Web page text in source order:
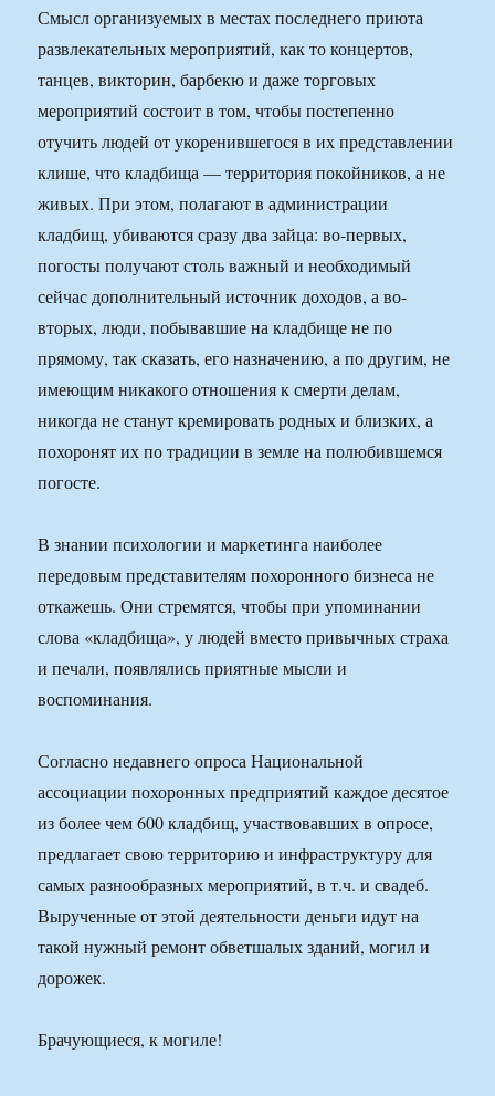
Смысл организуемых в местах последнего приюта
развлекательных мероприятий, как то концертов,
танцев, викторин, барбекю и даже торговых
мероприятий состоит в том, чтобы постепенно
отучить людей от укоренившегося в их представлении
клише, что кладбища — территория покойников, а не
живых. При этом, полагают в администрации
кладбищ, убиваются сразу два зайца: во-первых,
погосты получают столь важный и необходимый
сейчас дополнительный источник доходов, а во-
вторых, люди, побывавшие на кладбище не по
прямому, так сказать, его назначению, а по другим, не
имеющим никакого отношения к смерти делам,
никогда не станут кремировать родных и близких, а
похоронят их по традиции в земле на полюбившемся
погосте.
В знании психологии и маркетинга наиболее
передовым представителям похоронного бизнеса не
откажешь. Они стремятся, чтобы при упоминании
слова «кладбища», у людей вместо привычных страха
и печали, появлялись приятные мысли и
воспоминания.
Согласно недавнего опроса Национальной
ассоциации похоронных предприятий каждое десятое
из более чем 600 кладбищ, участвовавших в опросе,
предлагает свою территорию и инфраструктуру для
самых разнообразных мероприятий, в т.ч. и свадеб.
Вырученные от этой деятельности деньги идут на
такой нужный ремонт обветшалых зданий, могил и
дорожек.
Брачующиеся, к могиле!